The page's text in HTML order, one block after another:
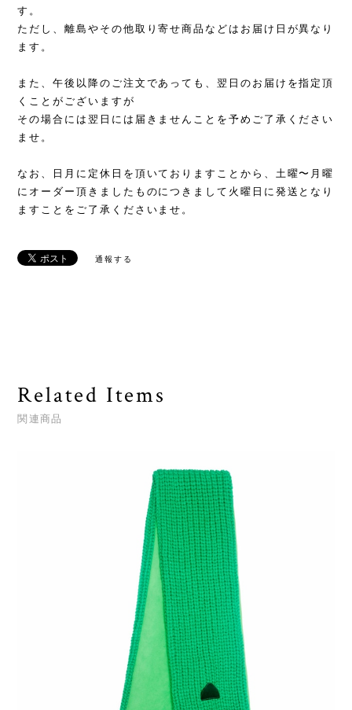
す。
ただし、離島やその他取り寄せ商品などはお届け日が異なり
ます。
また、午後以降のご注文であっても、翌日のお届けを指定頂
くことがございますが
その場合には翌日には届きませんことを予めご了承ください
ませ。
なお、日月に定休日を頂いておりますことから、土曜〜月曜
にオーダー頂きましたものにつきまして火曜日に発送となり
ますことをご了承くださいませ。
通報する
Related Items
関連商品